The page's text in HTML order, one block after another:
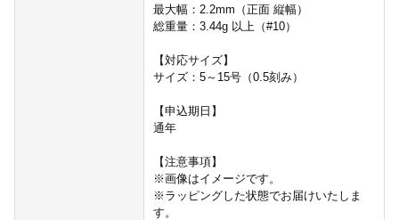
最大幅：2.2mm（正面 縦幅）
総重量：3.44g 以上（#10）
【対応サイズ】
サイズ：5～15号（0.5刻み）
【申込期日】
通年
【注意事項】
※画像はイメージです。
※ラッピングした状態でお届けいたしま
す。